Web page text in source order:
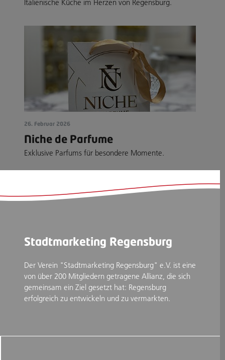
Italienische Küche im Herzen von Regensburg.
26. Februar 2026
Niche de Parfume
Exklusive Parfums für besondere Momente.
Stadtmarketing Regensburg
Der Verein "Stadtmarketing Regensburg" e.V. ist eine
von über 200 Mitgliedern getragene Allianz, die sich
gemeinsam ein Ziel gesetzt hat: Regensburg
erfolgreich zu entwickeln und zu vermarkten.